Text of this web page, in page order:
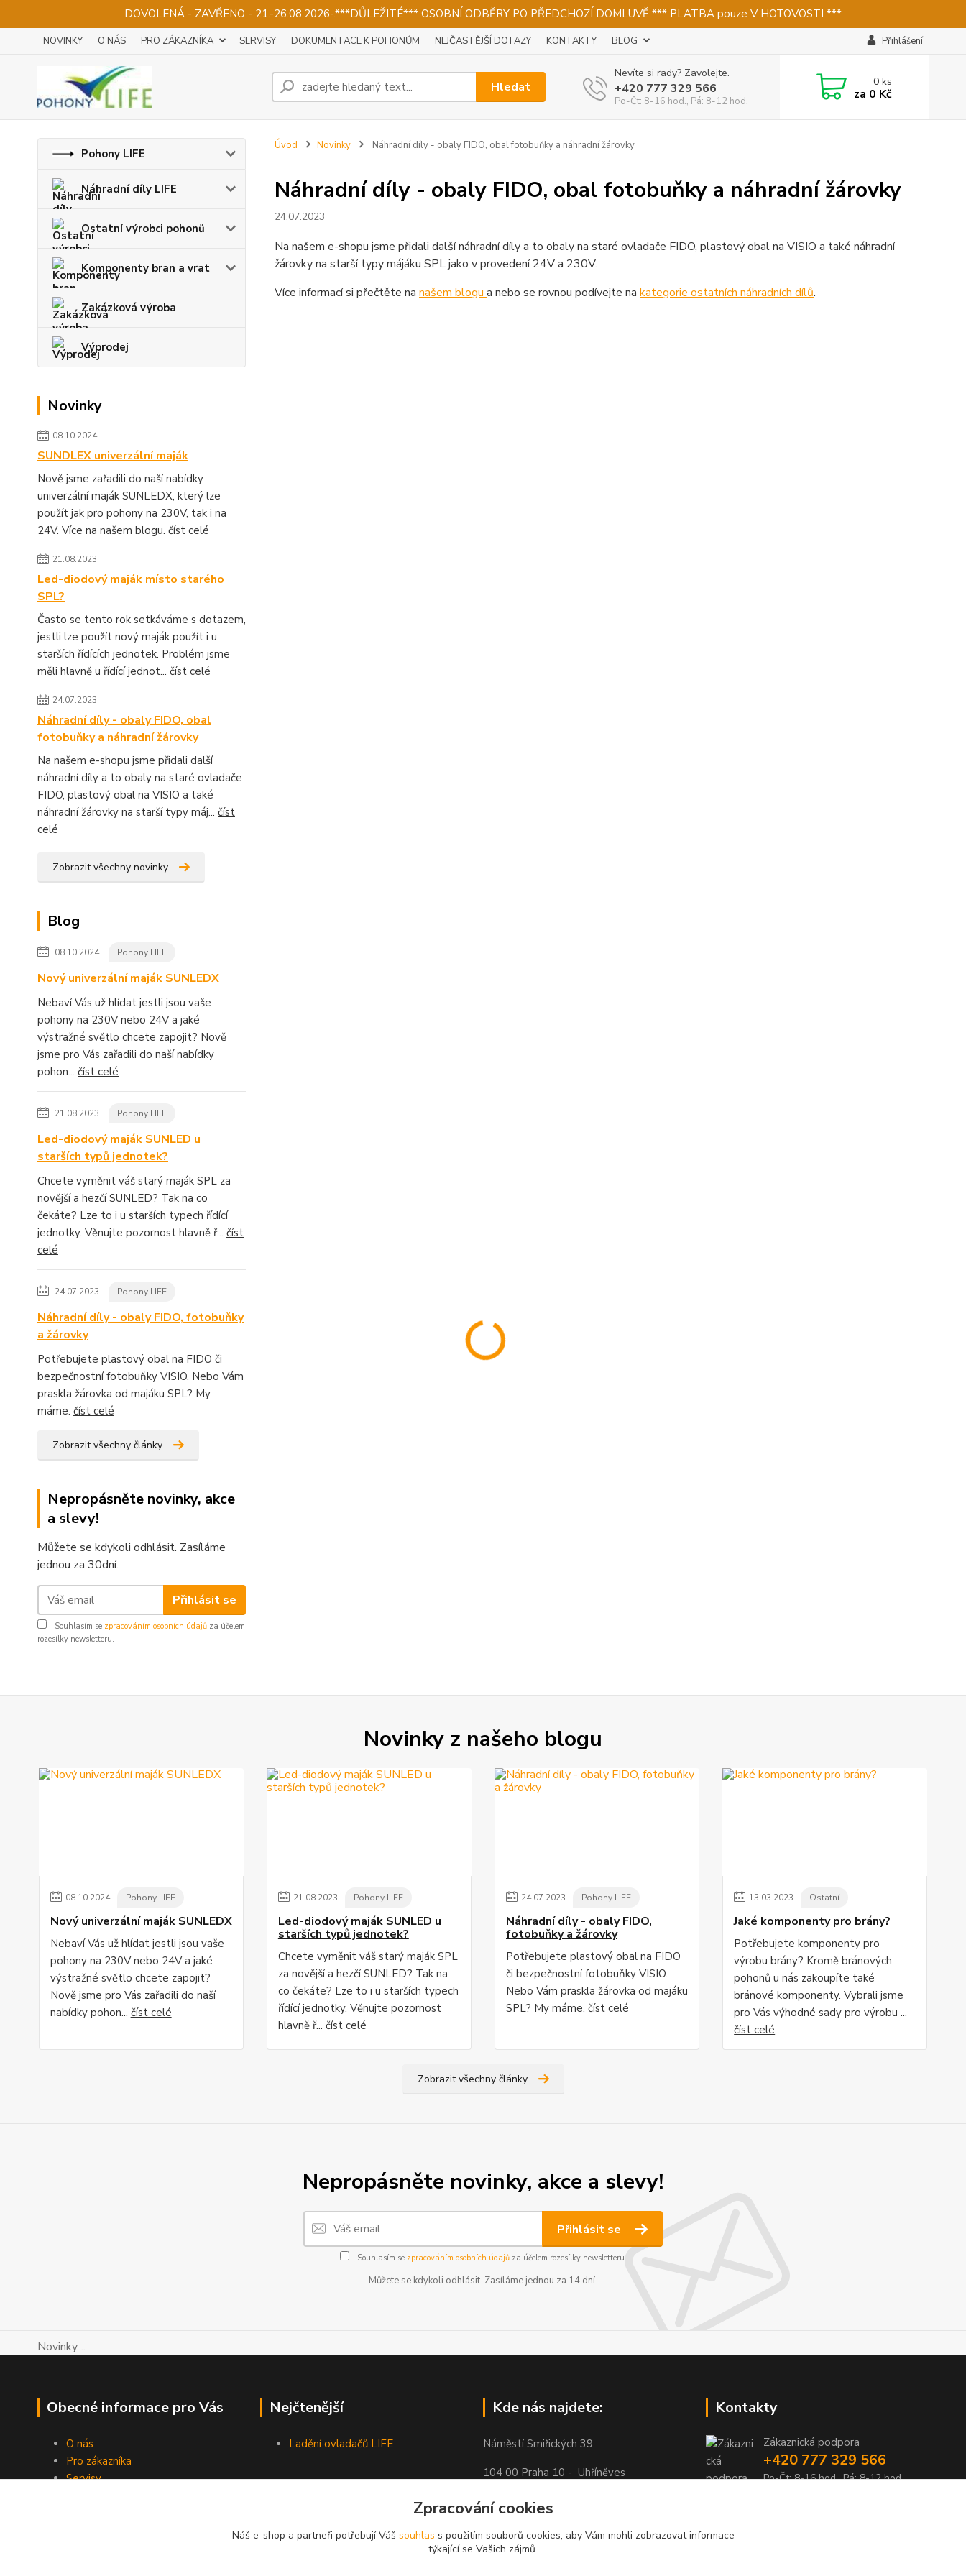
DOVOLENÁ - ZAVŘENO - 21.-26.08.2026-.***DŮLEŽITÉ*** OSOBNÍ ODBĚRY PO PŘEDCHOZÍ DOMLUVĚ *** PLATBA pouze V HOTOVOSTI ***
NOVINKY O NÁS PRO ZÁKAZNÍKA SERVISY DOKUMENTACE K POHONŮM NEJČASTĚJŠÍ DOTAZY KONTAKTY BLOG Přihlášení
Hledat
Nevíte si rady? Zavolejte.
+420 777 329 566
Po-Čt: 8-16 hod., Pá: 8-12 hod.
0ks
za 0 Kč
Pohony LIFE
Náhradní díly LIFE
Ostatní výrobci pohonů
Komponenty bran a vrat
Zakázková výroba
Výprodej
Novinky
08.10.2024
SUNDLEX univerzální maják
Nově jsme zařadili do naší nabídky
univerzální maják SUNLEDX, který lze
použít jak pro pohony na 230V, tak i na
24V. Více na našem blogu. číst celé
21.08.2023
Led-diodový maják místo starého
SPL?
Často se tento rok setkáváme s dotazem,
jestli lze použít nový maják použít i u
starších řídících jednotek. Problém jsme
měli hlavně u řídící jednot... číst celé
24.07.2023
Náhradní díly - obaly FIDO, obal
fotobuňky a náhradní žárovky
Na našem e-shopu jsme přidali další
náhradní díly a to obaly na staré ovladače
FIDO, plastový obal na VISIO a také
náhradní žárovky na starší typy máj... číst
celé
Zobrazit všechny novinky
Blog
08.10.2024 Pohony LIFE
Nový univerzální maják SUNLEDX
Nebaví Vás už hlídat jestli jsou vaše
pohony na 230V nebo 24V a jaké
výstražné světlo chcete zapojit? Nově
jsme pro Vás zařadili do naší nabídky
pohon... číst celé
21.08.2023 Pohony LIFE
Led-diodový maják SUNLED u
starších typů jednotek?
Chcete vyměnit váš starý maják SPL za
novější a hezčí SUNLED? Tak na co
čekáte? Lze to i u starších typech řídící
jednotky. Věnujte pozornost hlavně ř... číst
celé
24.07.2023 Pohony LIFE
Náhradní díly - obaly FIDO, fotobuňky
a žárovky
Potřebujete plastový obal na FIDO či
bezpečnostní fotobuňky VISIO. Nebo Vám
praskla žárovka od majáku SPL? My
máme. číst celé
Zobrazit všechny články
Nepropásněte novinky, akce
a slevy!
Můžete se kdykoli odhlásit. Zasíláme
jednou za 30dní.
Přihlásit se
Souhlasím se zpracováním osobních údajů za účelem
rozesílky newsletteru.
Úvod Novinky Náhradní díly - obaly FIDO, obal fotobuňky a náhradní žárovky
Náhradní díly - obaly FIDO, obal fotobuňky a náhradní žárovky
24.07.2023
Na našem e-shopu jsme přidali další náhradní díly a to obaly na staré ovladače FIDO, plastový obal na VISIO a také náhradní
žárovky na starší typy májáku SPL jako v provedení 24V a 230V.
Více informací si přečtěte na našem blogu a nebo se rovnou podívejte na kategorie ostatních náhradních dílů.
Novinky z našeho blogu
08.10.2024 Pohony LIFE
Nový univerzální maják SUNLEDX
Nebaví Vás už hlídat jestli jsou vaše
pohony na 230V nebo 24V a jaké
výstražné světlo chcete zapojit?
Nově jsme pro Vás zařadili do naší
nabídky pohon... číst celé
21.08.2023 Pohony LIFE
Led-diodový maják SUNLED u
starších typů jednotek?
Chcete vyměnit váš starý maják SPL
za novější a hezčí SUNLED? Tak na
co čekáte? Lze to i u starších typech
řídící jednotky. Věnujte pozornost
hlavně ř... číst celé
24.07.2023 Pohony LIFE
Náhradní díly - obaly FIDO,
fotobuňky a žárovky
Potřebujete plastový obal na FIDO
či bezpečnostní fotobuňky VISIO.
Nebo Vám praskla žárovka od majáku
SPL? My máme. číst celé
13.03.2023 Ostatní
Jaké komponenty pro brány?
Potřebujete komponenty pro
výrobu brány? Kromě bránových
pohonů u nás zakoupíte také
bránové komponenty. Vybrali jsme
pro Vás výhodné sady pro výrobu ...
číst celé
Zobrazit všechny články
Nepropásněte novinky, akce a slevy!
Přihlásit se
Souhlasím se zpracováním osobních údajůza účelem rozesílky newsletteru.
Můžete se kdykoli odhlásit. Zasíláme jednou za 14 dní.
Novinky....
Obecné informace pro Vás
O nás
Pro zákazníka
Servisy
Nejčtenější
Ladění ovladačů LIFE
Kde nás najdete:
Náměstí Smiřických 39
104 00 Praha 10 - Uhříněves
Kontakty
Zákaznická podpora
+420 777 329 566
Po-Čt: 8-16 hod., Pá: 8-12 hod.
Zpracování cookies
Náš e-shop a partneři potřebují Váš souhlas s použitím souborů cookies, aby Vám mohli zobrazovat informace
týkající se Vašich zájmů.